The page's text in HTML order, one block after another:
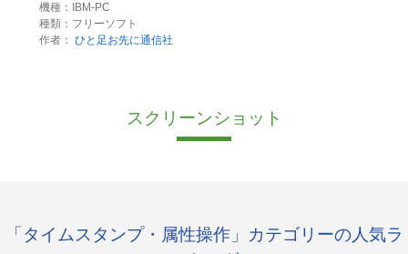
機種：IBM-PC
種類：フリーソフト
作者： ひと足お先に通信社
スクリーンショット
「タイムスタンプ・属性操作」カテゴリーの人気ラ